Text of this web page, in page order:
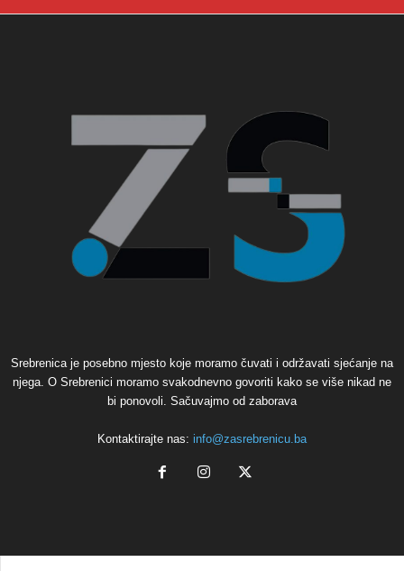
Srebrenica je posebno mjesto koje moramo čuvati i održavati sjećanje na
njega. O Srebrenici moramo svakodnevno govoriti kako se više nikad ne
bi ponovoli. Sačuvajmo od zaborava
Kontaktirajte nas: info@zasrebrenicu.ba